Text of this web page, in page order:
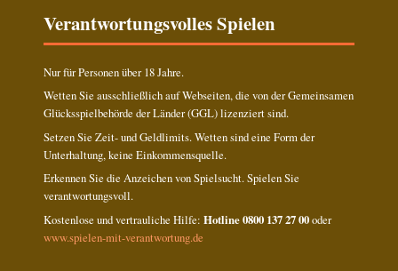
Verantwortungsvolles Spielen
Nur für Personen über 18 Jahre.
Wetten Sie ausschließlich auf Webseiten, die von der Gemeinsamen
Glücksspielbehörde der Länder (GGL) lizenziert sind.
Setzen Sie Zeit- und Geldlimits. Wetten sind eine Form der
Unterhaltung, keine Einkommensquelle.
Erkennen Sie die Anzeichen von Spielsucht. Spielen Sie
verantwortungsvoll.
Kostenlose und vertrauliche Hilfe: Hotline 0800 137 27 00oder
www.spielen-mit-verantwortung.de